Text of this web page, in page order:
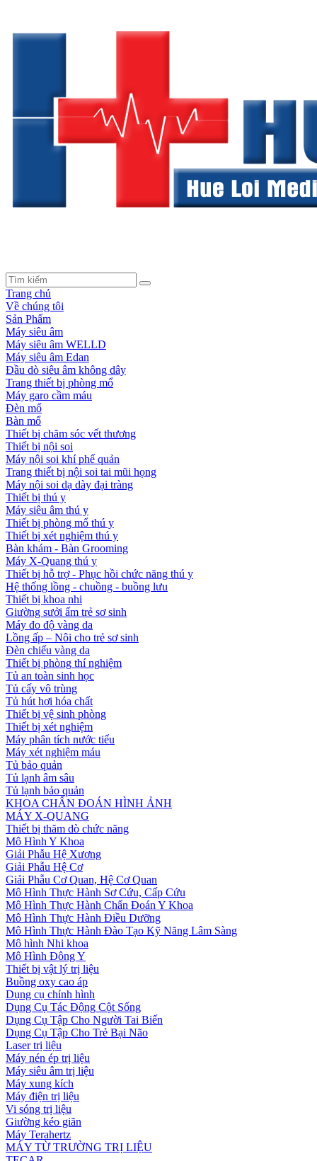
Trang chủ
Về chúng tôi
Sản Phẩm
Máy siêu âm
Máy siêu âm WELLD
Máy siêu âm Edan
Đầu dò siêu âm không dây
Trang thiết bị phòng mổ
Máy garo cầm máu
Đèn mổ
Bàn mổ
Thiết bị chăm sóc vết thương
Thiết bị nội soi
Máy nội soi khí phế quản
Trang thiết bị nội soi tai mũi họng
Máy nội soi dạ dày đại tràng
Thiết bị thú y
Máy siêu âm thú y
Thiết bị phòng mổ thú y
Thiết bị xét nghiệm thú y
Bàn khám - Bàn Grooming
Máy X-Quang thú y
Thiết bị hỗ trợ - Phục hồi chức năng thú y
Hệ thống lồng - chuồng - buồng lưu
Thiết bị khoa nhi
Giường sưởi ấm trẻ sơ sinh
Máy đo độ vàng da
Lồng ấp – Nôi cho trẻ sơ sinh
Đèn chiếu vàng da
Thiết bị phòng thí nghiệm
Tủ an toàn sinh học
Tủ cấy vô trùng
Tủ hút hơi hóa chất
Thiết bị vệ sinh phòng
Thiết bị xét nghiệm
Máy phân tích nước tiểu
Máy xét nghiệm máu
Tủ bảo quản
Tủ lạnh âm sâu
Tủ lạnh bảo quản
KHOA CHẨN ĐOÁN HÌNH ẢNH
MÁY X-QUANG
Thiết bị thăm dò chức năng
Mô Hình Y Khoa
Giải Phẫu Hệ Xương
Giải Phẫu Hệ Cơ
Giải Phẫu Cơ Quan, Hệ Cơ Quan
Mô Hình Thực Hành Sơ Cứu, Cấp Cứu
Mô Hình Thực Hành Chẩn Đoán Y Khoa
Mô Hình Thực Hành Điều Dưỡng
Mô Hình Thực Hành Đào Tạo Kỹ Năng Lâm Sàng
Mô hình Nhi khoa
Mô Hình Đông Y
Thiết bị vật lý trị liệu
Buồng oxy cao áp
Dụng cụ chỉnh hình
Dụng Cụ Tác Động Cột Sống
Dụng Cụ Tập Cho Người Tai Biến
Dụng Cụ Tập Cho Trẻ Bại Não
Laser trị liệu
Máy nén ép trị liệu
Máy siêu âm trị liệu
Máy xung kích
Máy điện trị liệu
Vi sóng trị liệu
Giường kéo giãn
Máy Terahertz
MÁY TỪ TRƯỜNG TRỊ LIỆU